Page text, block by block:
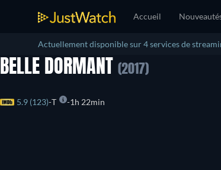
Accueil
Actuellement disponible sur 4 services de
BELLE DORMANT (2017)
5.9 (123) T 1h 22min